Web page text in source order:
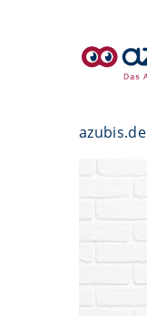
azubis.de